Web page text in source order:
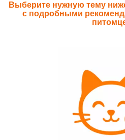
Выберите нужную тему
с подробными